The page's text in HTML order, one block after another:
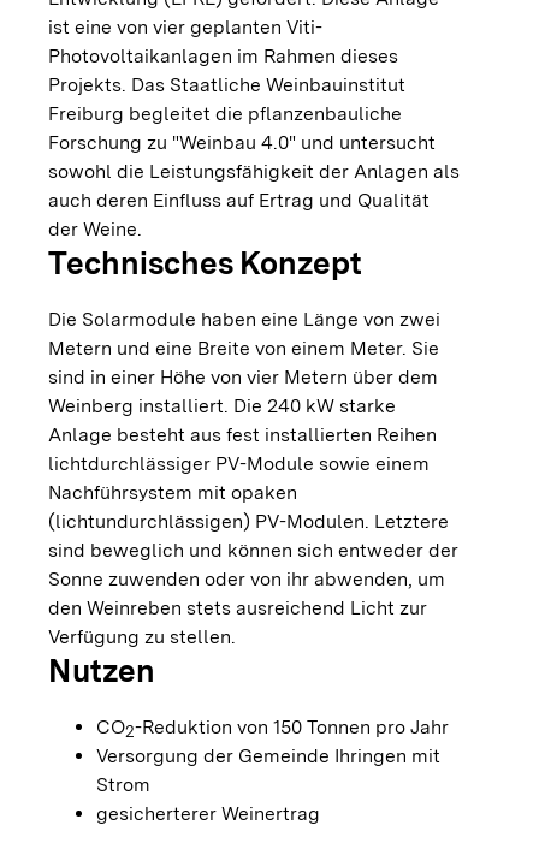
ist eine von vier geplanten Viti-
Photovoltaikanlagen im Rahmen dieses
Projekts. Das Staatliche Weinbauinstitut
Freiburg begleitet die pflanzenbauliche
Forschung zu "Weinbau 4.0" und untersucht
sowohl die Leistungsfähigkeit der Anlagen als
auch deren Einfluss auf Ertrag und Qualität
der Weine.
Technisches Konzept
Die Solarmodule haben eine Länge von zwei
Metern und eine Breite von einem Meter. Sie
sind in einer Höhe von vier Metern über dem
Weinberg installiert. Die 240 kW starke
Anlage besteht aus fest installierten Reihen
lichtdurchlässiger PV-Module sowie einem
Nachführsystem mit opaken
(lichtundurchlässigen) PV-Modulen. Letztere
sind beweglich und können sich entweder der
Sonne zuwenden oder von ihr abwenden, um
den Weinreben stets ausreichend Licht zur
Verfügung zu stellen.
Nutzen
CO2-Reduktion von 150 Tonnen pro Jahr
Versorgung der Gemeinde Ihringen mit
Strom
gesicherterer Weinertrag